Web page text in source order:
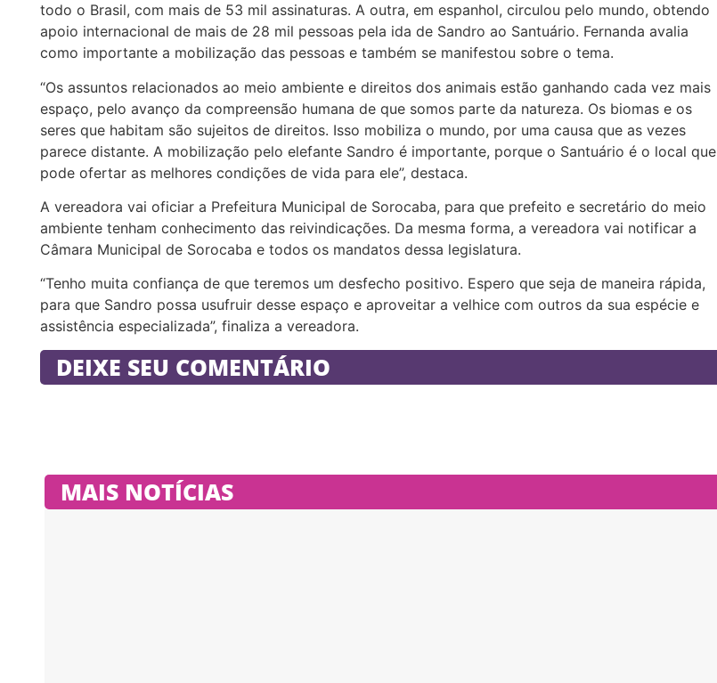
todo o Brasil, com mais de 53 mil assinaturas. A outra, em espanhol, circulou pelo mundo, obtendo
apoio internacional de mais de 28 mil pessoas pela ida de Sandro ao Santuário. Fernanda avalia
como importante a mobilização das pessoas e também se manifestou sobre o tema.
“Os assuntos relacionados ao meio ambiente e direitos dos animais estão ganhando cada vez mais
espaço, pelo avanço da compreensão humana de que somos parte da natureza. Os biomas e os
seres que habitam são sujeitos de direitos. Isso mobiliza o mundo, por uma causa que as vezes
parece distante. A mobilização pelo elefante Sandro é importante, porque o Santuário é o local que
pode ofertar as melhores condições de vida para ele”, destaca.
A vereadora vai oficiar a Prefeitura Municipal de Sorocaba, para que prefeito e secretário do meio
ambiente tenham conhecimento das reivindicações. Da mesma forma, a vereadora vai notificar a
Câmara Municipal de Sorocaba e todos os mandatos dessa legislatura.
“Tenho muita confiança de que teremos um desfecho positivo. Espero que seja de maneira rápida,
para que Sandro possa usufruir desse espaço e aproveitar a velhice com outros da sua espécie e
assistência especializada”, finaliza a vereadora.
DEIXE SEU COMENTÁRIO
MAIS NOTÍCIAS